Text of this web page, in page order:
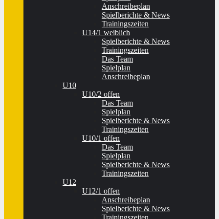
Anschreibeplan
Spielberichte & News
Trainingszeiten
U14/1 weiblich
Spielberichte & News
Trainingszeiten
Das Team
Spielplan
Anschreibeplan
U10
U10/2 offen
Das Team
Spielplan
Spielberichte & News
Trainingszeiten
U10/1 offen
Das Team
Spielplan
Spielberichte & News
Trainingszeiten
U12
U12/1 offen
Anschreibeplan
Spielberichte & News
Trainingszeiten